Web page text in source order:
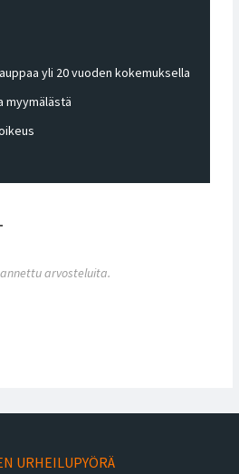
yli 20 vuoden kokemuksella
myymälästä
arvosteluita.
URHEILUPYÖRÄ